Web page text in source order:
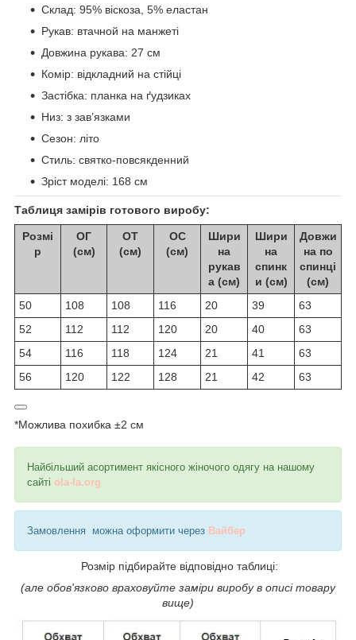
Склад: 95% віскоза, 5% еластан
Рукав: втачной на манжеті
Довжина рукава: 27 см
Комір: відкладний на стійці
Застібка: планка на ґудзиках
Низ: з зав’язками
Сезон: літо
Стиль: святко-повсякденний
Зріст моделі: 168 см
Таблиця замірів готового виробу:
Розмі
р
ОГ
(см)
ОТ
(см)
ОС
(см)
Шири
на
рукав
а (см)
Шири
на
спинк
и (см)
Довжи
на по
спинці
(см)
50
108 108 116 20 39
63
52
112 112 120 20 40
63
54
116 118 124 21 41
63
56
120 122 128 21 42 63
*Можлива похибка ±2 см
Найбільший асортимент якісного жіночого одягу на нашому
сайті ola-la.org
Замовлення можна оформити через Вайбер
Розмір підбирайте відповідно таблиці:
(але обов'язково враховуйте заміри виробу в описі товару
вище)